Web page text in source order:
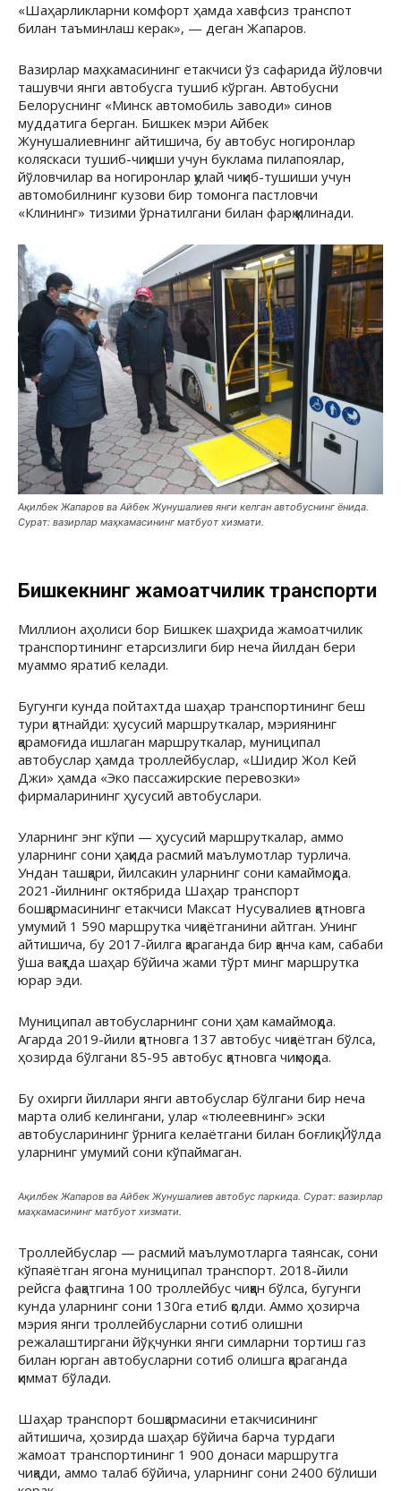
«Шаҳарликларни комфорт ҳамда хавфсиз транспот
билан таъминлаш керак», — деган Жапаров.
Вазирлар маҳкамасининг етакчиси ўз сафарида йўловчи
ташувчи янги автобусга тушиб кўрган. Автобусни
Белоруснинг «Минск автомобиль заводи» синов
муддатига берган. Бишкек мэри Айбек
Жунушалиевнинг айтишича, бу автобус ногиронлар
коляскаси тушиб-чиқиши учун буклама пилапоялар,
йўловчилар ва ногиронлар қулай чиқиб-тушиши учун
автомобилнинг кузови бир томонга пастловчи
«Клининг» тизими ўрнатилгани билан фарқ қилинади.
Ақилбек Жапаров ва Айбек Жунушалиев янги келган автобуснинг ёнида.
Сурат: вазирлар маҳкамасининг матбуот хизмати.
Бишкекнинг жамоатчилик транспорти
Миллион аҳолиси бор Бишкек шаҳрида жамоатчилик
транспортининг етарсизлиги бир неча йилдан бери
муаммо яратиб келади.
Бугунги кунда пойтахтда шаҳар транспортининг беш
тури қатнайди: ҳусусий маршруткалар, мэриянинг
қарамоғида ишлаган маршруткалар, муниципал
автобуслар ҳамда троллейбуслар, «Шидир Жол Кей
Джи» ҳамда «Эко пассажирские перевозки»
фирмаларининг ҳусусий автобуслари.
Уларнинг энг кўпи — ҳусусий маршруткалар, аммо
уларнинг сони ҳақида расмий маълумотлар турлича.
Ундан ташқари, йилсакин уларнинг сони камаймоқда.
2021-йилнинг октябрида Шаҳар транспорт
бошқармасининг етакчиси Максат Нусувалиев қатновга
умумий 1 590 маршрутка чиқаётганини айтган. Унинг
айтишича, бу 2017-йилга қараганда бир қанча кам, сабаби
ўша вақтда шаҳар бўйича жами тўрт минг маршрутка
юрар эди.
Муниципал автобусларнинг сони ҳам камаймоқда.
Агарда 2019-йили қатновга 137 автобус чиқаётган бўлса,
ҳозирда бўлгани 85-95 автобус қатновга чиқмоқда.
Бу охирги йиллари янги автобуслар бўлгани бир неча
марта олиб келингани, улар «тюлеевнинг» эски
автобусларининг ўрнига келаётгани билан боғлиқ. Йўлда
уларнинг умумий сони кўпаймаган.
Ақилбек Жапаров ва Айбек Жунушалиев автобус паркида. Сурат: вазирлар
маҳкамасининг матбуот хизмати.
Троллейбуслар — расмий маълумотларга таянсак, сони
кўпаяётган ягона муниципал транспорт. 2018-йили
рейсга фақатгина 100 троллейбус чиққан бўлса, бугунги
кунда уларнинг сони 130га етиб қолди. Аммо ҳозирча
мэрия янги троллейбусларни сотиб олишни
режалаштиргани йўқ, чунки янги симларни тортиш газ
билан юрган автобусларни сотиб олишга қараганда
қиммат бўлади.
Шаҳар транспорт бошқармасини етакчисининг
айтишича, ҳозирда шаҳар бўйича барча турдаги
жамоат транспортининг 1 900 донаси маршрутга
чиқади, аммо талаб бўйича, уларнинг сони 2400 бўлиши